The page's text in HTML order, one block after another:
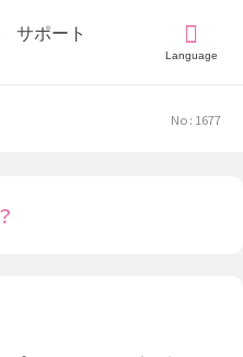
Language
No : 1677